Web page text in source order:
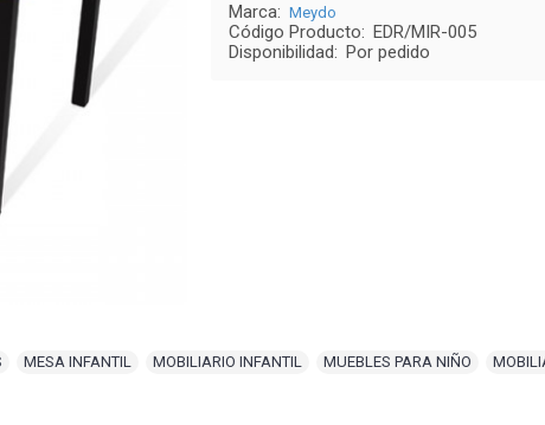
Marca: Meydo
Código Producto: EDR/MIR-005
Disponibilidad: Por pedido
MESA INFANTIL MOBILIARIO INFANTIL MUEBLES PARA NIÑO